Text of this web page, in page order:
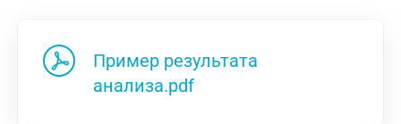
Пример результата
анализа.pdf